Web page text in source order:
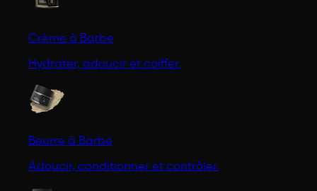
Crème à Barbe
Hydrater, adoucir et coiffer.
Beurre à Barbe
Adoucir, conditionner et contrôler.